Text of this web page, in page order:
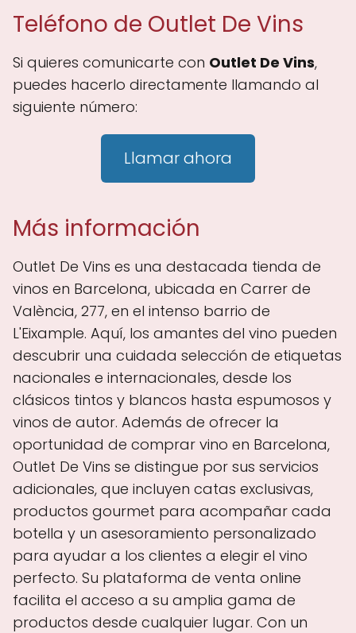
Teléfono de Outlet De Vins
Si quieres comunicarte con Outlet De Vins,
puedes hacerlo directamente llamando al
siguiente número:
Llamar ahora
Más información
Outlet De Vins es una destacada tienda de
vinos en Barcelona, ubicada en Carrer de
València, 277, en el intenso barrio de
L'Eixample. Aquí, los amantes del vino pueden
descubrir una cuidada selección de etiquetas
nacionales e internacionales, desde los
clásicos tintos y blancos hasta espumosos y
vinos de autor. Además de ofrecer la
oportunidad de comprar vino en Barcelona,
Outlet De Vins se distingue por sus servicios
adicionales, que incluyen catas exclusivas,
productos gourmet para acompañar cada
botella y un asesoramiento personalizado
para ayudar a los clientes a elegir el vino
perfecto. Su plataforma de venta online
facilita el acceso a su amplia gama de
productos desde cualquier lugar. Con un